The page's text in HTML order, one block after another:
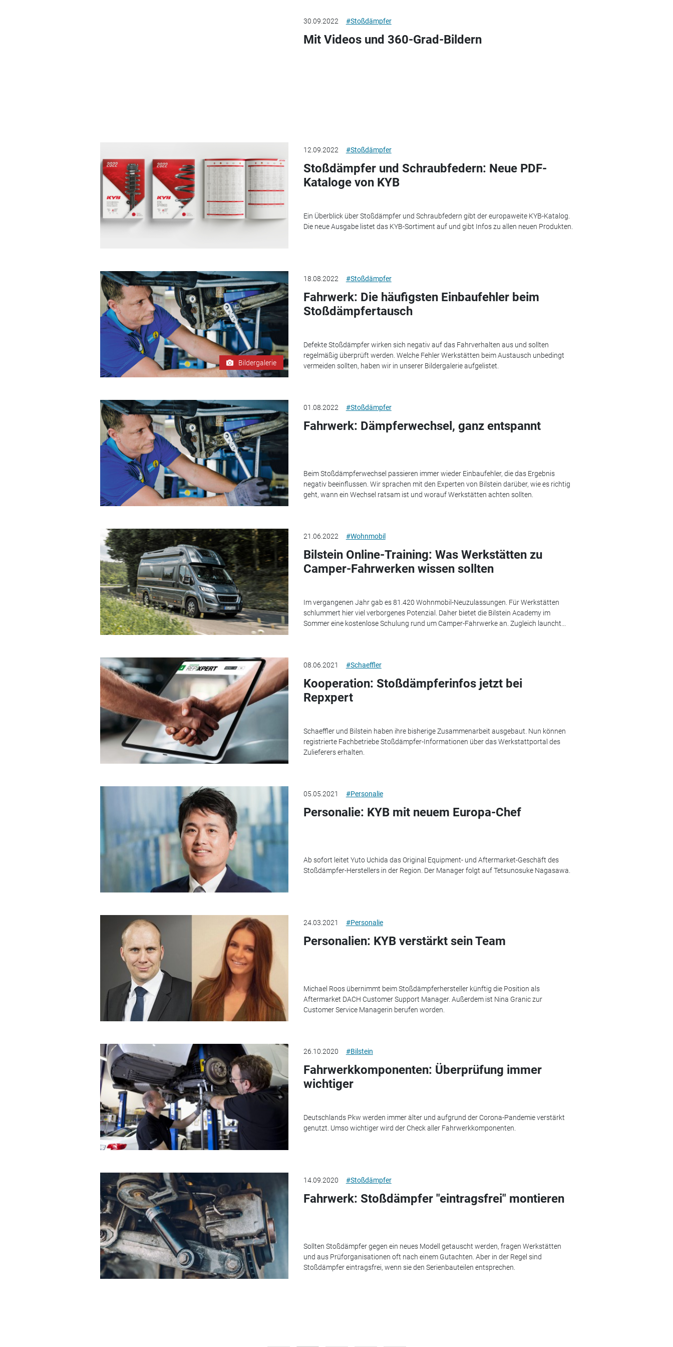
30.09.2022 #Stoßdämpfer
Mit Videos und 360-Grad-Bildern
12.09.2022 #Stoßdämpfer
Stoßdämpfer und Schraubfedern: Neue PDF-
Kataloge von KYB
Ein Überblick über Stoßdämpfer und Schraubfedern gibt der europaweite KYB-Katalog.
Die neue Ausgabe listet das KYB-Sortiment auf und gibt Infos zu allen neuen Produkten.
Bildergalerie
18.08.2022 #Stoßdämpfer
Fahrwerk: Die häufigsten Einbaufehler beim
Stoßdämpfertausch
Defekte Stoßdämpfer wirken sich negativ auf das Fahrverhalten aus und sollten
regelmäßig überprüft werden. Welche Fehler Werkstätten beim Austausch unbedingt
vermeiden sollten, haben wir in unserer Bildergalerie aufgelistet.
01.08.2022 #Stoßdämpfer
Fahrwerk: Dämpferwechsel, ganz entspannt
Beim Stoßdämpferwechsel passieren immer wieder Einbaufehler, die das Ergebnis
negativ beeinflussen. Wir sprachen mit den Experten von Bilstein darüber, wie es richtig
geht, wann ein Wechsel ratsam ist und worauf Werkstätten achten sollten.
21.06.2022 #Wohnmobil
Bilstein Online-Training: Was Werkstätten zu
Camper-Fahrwerken wissen sollten
Im vergangenen Jahr gab es 81.420 Wohnmobil-Neuzulassungen. Für Werkstätten
schlummert hier viel verborgenes Potenzial. Daher bietet die Bilstein Academy im
Sommer eine kostenlose Schulung rund um Camper-Fahrwerke an. Zugleich launcht...
08.06.2021 #Schaeffler
Kooperation: Stoßdämpferinfos jetzt bei
Repxpert
Schaeffler und Bilstein haben ihre bisherige Zusammenarbeit ausgebaut. Nun können
registrierte Fachbetriebe Stoßdämpfer-Informationen über das Werkstattportal des
Zulieferers erhalten.
05.05.2021 #Personalie
Personalie: KYB mit neuem Europa-Chef
Ab sofort leitet Yuto Uchida das Original Equipment- und Aftermarket-Geschäft des
Stoßdämpfer-Herstellers in der Region. Der Manager folgt auf Tetsunosuke Nagasawa.
24.03.2021 #Personalie
Personalien: KYB verstärkt sein Team
Michael Roos übernimmt beim Stoßdämpferhersteller künftig die Position als
Aftermarket DACH Customer Support Manager. Außerdem ist Nina Granic zur
Customer Service Managerin berufen worden.
26.10.2020 #Bilstein
Fahrwerkkomponenten: Überprüfung immer
wichtiger
Deutschlands Pkw werden immer älter und aufgrund der Corona-Pandemie verstärkt
genutzt. Umso wichtiger wird der Check aller Fahrwerkkomponenten.
14.09.2020 #Stoßdämpfer
Fahrwerk: Stoßdämpfer "eintragsfrei" montieren
Sollten Stoßdämpfer gegen ein neues Modell getauscht werden, fragen Werkstätten
und aus Prüforganisationen oft nach einem Gutachten. Aber in der Regel sind
Stoßdämpfer eintragsfrei, wenn sie den Serienbauteilen entsprechen.